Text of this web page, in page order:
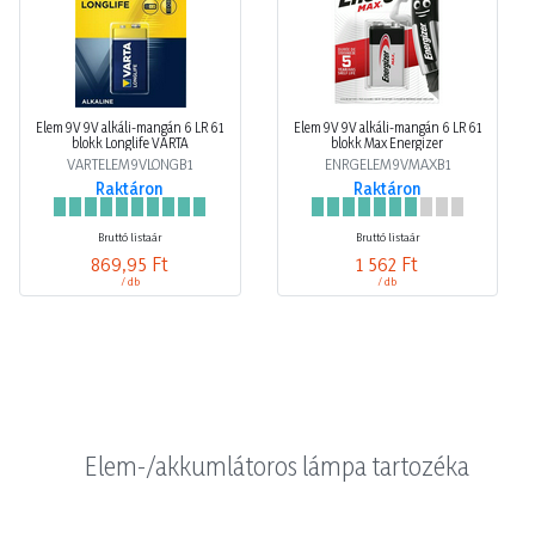
Elem 9V 9V alkáli-mangán 6 LR 61
blokk Longlife VARTA
VARTELEM9VLONGB1
Raktáron
Bruttó listaár
869,95 Ft
/ db
Elem 9V 9V alkáli-mangán 6 LR 61
blokk Max Energizer
ENRGELEM9VMAXB1
Raktáron
Bruttó listaár
1 562 Ft
/ db
Elem-/akkumlátoros lámpa tartozéka